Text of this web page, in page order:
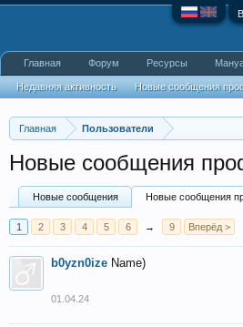
Главная Пользователи
Новые сообщения
Новые сообщения Новые сообщения
1 2 3 4 5 6 → 9 Вперёд >
b0yzn0ize Name)
01.04.24
Главная Форум Ресурсы
Недавняя активность Новые сообщения